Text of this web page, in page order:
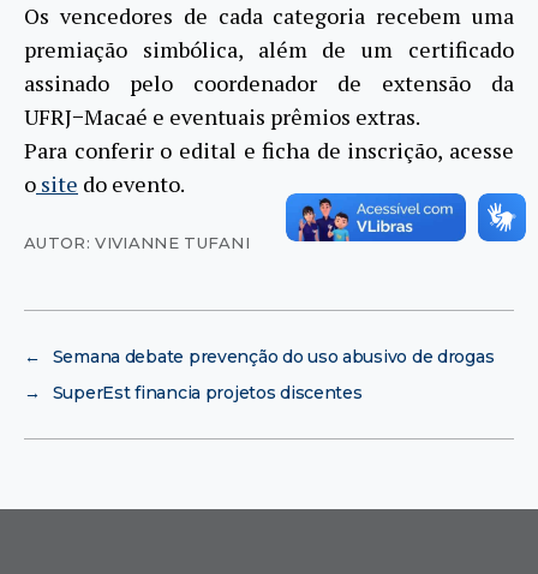
Os vencedores de cada categoria recebem uma
premiação simbólica, além de um certificado
assinado pelo coordenador de extensão da
UFRJ−Macaé e eventuais prêmios extras.
Para conferir o edital e ficha de inscrição, acesse
o site do evento.
AUTOR: VIVIANNE TUFANI
←
Semana debate prevenção do uso abusivo de drogas
→
SuperEst financia projetos discentes